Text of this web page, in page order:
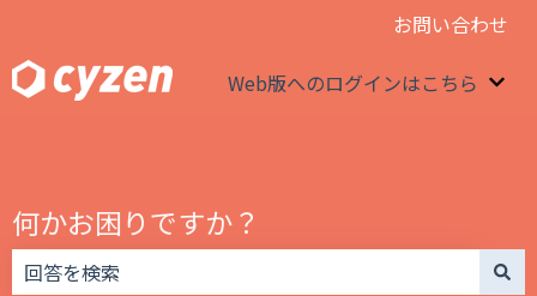
お問い合わせ
Web版へのログインはこちら
何かお困りですか？